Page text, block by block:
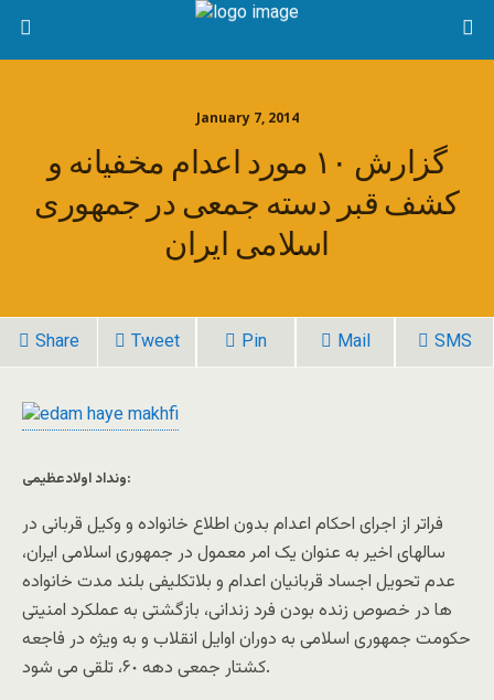
January 7, 2014
گزارش ١٠ مورد اعدام مخفيانه و
کشف قبر دسته جمعى در جمهورى
اسلامى ايران
Share Tweet Pin Mail SMS
ونداد اولادعظیمی:
فراتر از اجراى احکام اعدام بدون اطلاع خانواده و وکيل قربانى در
سالهاى اخير به عنوان يک امر معمول در جمهورى اسلامى ايران،
عدم تحويل اجساد قربانيان اعدام و بلاتکليفى بلند مدت خانواده
ها در خصوص زنده بودن فرد زندانى، بازگشتى به عملکرد امنيتى
حکومت جمهورى اسلامى به دوران اوايل انقلاب و به ويژه در فاجعه
کشتار جمعى دهه ۶٠، تلقى مى شود.